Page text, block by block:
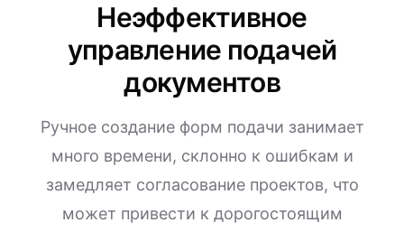
Неэффективное
управление подачей
документов
Ручное создание форм подачи занимает
много времени, склонно к ошибкам и
замедляет согласование проектов, что
может привести к дорогостоящим